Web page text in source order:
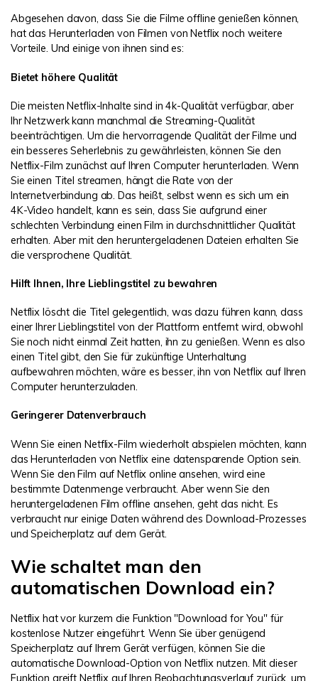
Abgesehen davon, dass Sie die Filme offline genießen können,
hat das Herunterladen von Filmen von Netflix noch weitere
Vorteile. Und einige von ihnen sind es:
Bietet höhere Qualität
Die meisten Netflix-Inhalte sind in 4k-Qualität verfügbar, aber
Ihr Netzwerk kann manchmal die Streaming-Qualität
beeinträchtigen. Um die hervorragende Qualität der Filme und
ein besseres Seherlebnis zu gewährleisten, können Sie den
Netflix-Film zunächst auf Ihren Computer herunterladen. Wenn
Sie einen Titel streamen, hängt die Rate von der
Internetverbindung ab. Das heißt, selbst wenn es sich um ein
4K-Video handelt, kann es sein, dass Sie aufgrund einer
schlechten Verbindung einen Film in durchschnittlicher Qualität
erhalten. Aber mit den heruntergeladenen Dateien erhalten Sie
die versprochene Qualität.
Hilft Ihnen, Ihre Lieblingstitel zu bewahren
Netflix löscht die Titel gelegentlich, was dazu führen kann, dass
einer Ihrer Lieblingstitel von der Plattform entfernt wird, obwohl
Sie noch nicht einmal Zeit hatten, ihn zu genießen. Wenn es also
einen Titel gibt, den Sie für zukünftige Unterhaltung
aufbewahren möchten, wäre es besser, ihn von Netflix auf Ihren
Computer herunterzuladen.
Geringerer Datenverbrauch
Wenn Sie einen Netflix-Film wiederholt abspielen möchten, kann
das Herunterladen von Netflix eine datensparende Option sein.
Wenn Sie den Film auf Netflix online ansehen, wird eine
bestimmte Datenmenge verbraucht. Aber wenn Sie den
heruntergeladenen Film offline ansehen, geht das nicht. Es
verbraucht nur einige Daten während des Download-Prozesses
und Speicherplatz auf dem Gerät.
Wie schaltet man den
automatischen Download ein?
Netflix hat vor kurzem die Funktion "Download for You" für
kostenlose Nutzer eingeführt. Wenn Sie über genügend
Speicherplatz auf Ihrem Gerät verfügen, können Sie die
automatische Download-Option von Netflix nutzen. Mit dieser
Funktion greift Netflix auf Ihren Beobachtungsverlauf zurück, um